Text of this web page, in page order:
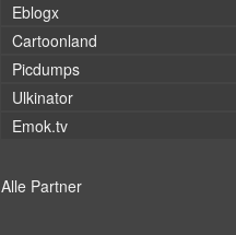
Eblogx
Cartoonland
Picdumps
Ulkinator
Emok.tv
Alle Partner